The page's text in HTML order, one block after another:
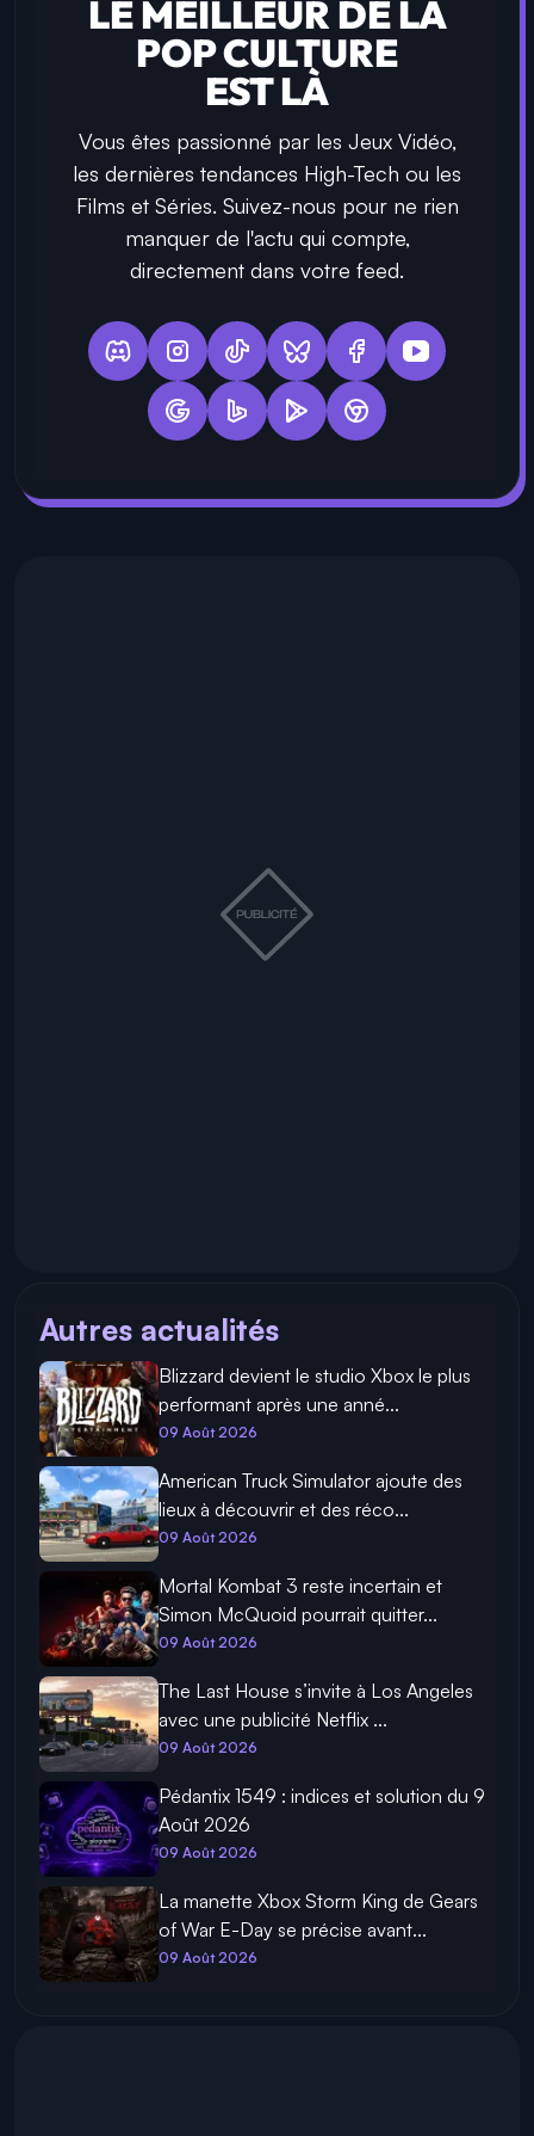
LE MEILLEUR DE LA
POP CULTURE
EST LÀ
Vous êtes passionné par les Jeux Vidéo,
les dernières tendances High-Tech ou les
Films et Séries. Suivez-nous pour ne rien
manquer de l'actu qui compte,
directement dans votre feed.
Autres actualités
Blizzard devient le studio Xbox le plus
performant après une anné...
09 Août 2026
American Truck Simulator ajoute des
lieux à découvrir et des réco...
09 Août 2026
Mortal Kombat 3 reste incertain et
Simon McQuoid pourrait quitter...
09 Août 2026
The Last House s’invite à Los Angeles
avec une publicité Netflix ...
09 Août 2026
Pédantix 1549 : indices et solution du 9
Août 2026
09 Août 2026
La manette Xbox Storm King de Gears
of War E-Day se précise avant...
09 Août 2026